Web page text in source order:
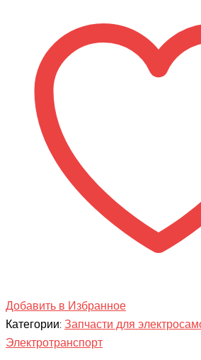
INNOVA
(тонкая)
Добавить в Избранное
Категории: Запчасти для
Электротранспорт